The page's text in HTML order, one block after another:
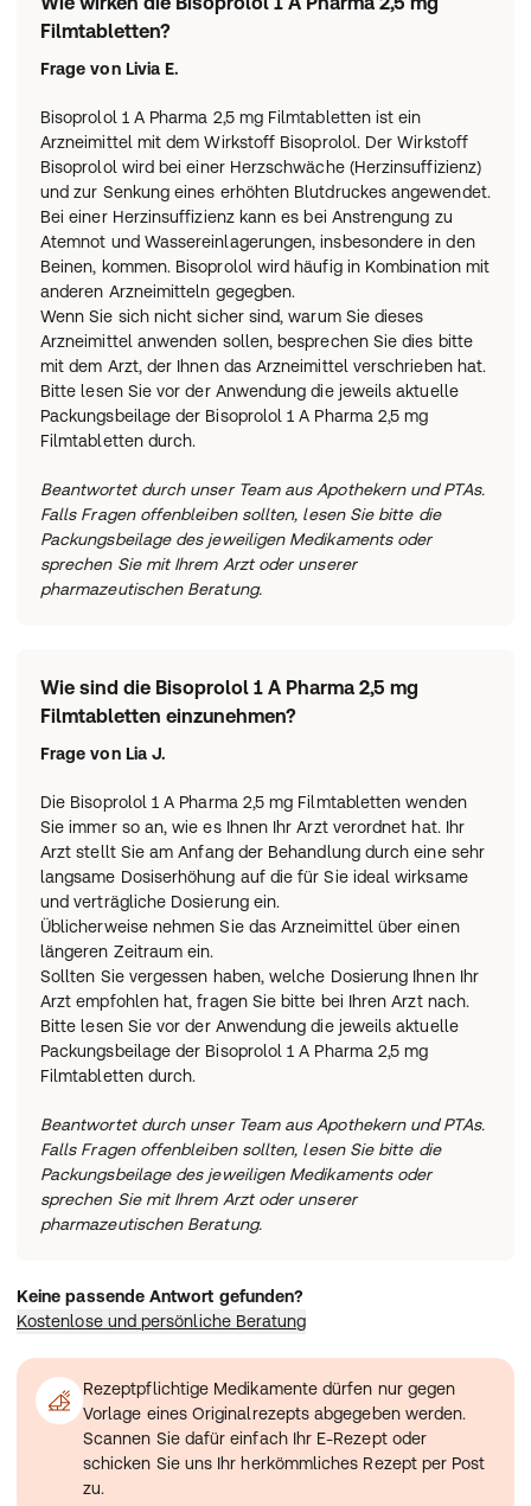
Disopyramid, Lidocain, Phenytoin; Flecainid, Propafenon)
Bestimmte Medikamente gegen Bluthochdruck, Angina
pectoris oder unregelmäßigem Herzschlag
(Kalziumantagonisten, z.B. Verapamil und Diltiazem)
Bestimmte Medikamente gegen Bluthochdruck, z.B.
Clonidin, Methyldopa, Moxonodin, Rilmenidin.
Beenden Sie jedoch die Einnahme dieser Arzneimittel
nicht ohne vorherige Rücksprache mit Ihrem Arzt.
Bitte fragen Sie bei Ihrem Arzt nach, bevor Sie die
folgenden Arzneimittel zusammen mit dem Präparat
einnehmen; Ihr Arzt wird vielleicht Ihren Zustand öfters
überprüfen wollen:
Bestimmte Medikamente gegen Bluthochdruck oder
Angina pectoris (Kalziumantagonisten vom
Dihydropyridin-Typ, z.B. Felodipin und Amlodipin)
Bestimmte Medikamente zur Behandlung von
unregelmäßigem oder abnormalem Herzschlag
(Antiarrhythmika der Klasse III, z.B. Amiodaron)
Augentropfen zur Behandlung eines Glaukoms)
Bestimmte Medikamente z.B. zur Behandlung der
Alzheimer Krankheit oder zur Glaukombehandlung
(Parasympathomimetika, z.B. Tacrin oder Carbachol)
oder zur Behandlung akuter Herzprobleme
Digitalis zur Behandlung einer Herzinsuffizienz
Nichtsteroidale Antirheumatika (NSAR) zur Behandlung
Ibuprofen oder Diclofenac)
unerwünschte Blutdrucksenkung bewirken können, wie
zum Beispiel Antihypertensiva, bestimmte Medikamente
gegen Depressionen (trizyklische Antidepressiva wie z.B.
Imipramin oder Amitriptylin), bestimmte Medikamente zur
Behandlung von Epilepsie bzw. Narkosemittel
(Barbiturate wie z.B. Phenobarbital) oder bestimmte
Medikamente zur Behandlung mentaler Erkrankungen,
gekennzeichnet durch einen Verlust an Realitätsnähe
(Phenothiazine wie z.B. Levomepromazin)
Mefloquin zur Vorbeugung oder Behandlung von Malaria
Medikamente gegen Depressionen, so genannte
Monoaminoxidasehemmer, wie z.B. Moclobemid
Filmtabletten?
Frage von Livia E.
Bisoprolol 1 A Pharma 2,5 mg Filmtabletten ist ein
Arzneimittel mit dem Wirkstoff Bisoprolol. Der Wirkstoff
Bisoprolol wird bei einer Herzschwäche (Herzinsuffizienz)
und zur Senkung eines erhöhten Blutdruckes angewendet.
Bei einer Herzinsuffizienz kann es bei Anstrengung zu
Atemnot und Wassereinlagerungen, insbesondere in den
Beinen, kommen. Bisoprolol wird häufig in Kombination mit
anderen Arzneimitteln gegegben.
Wenn Sie sich nicht sicher sind, warum Sie dieses
Arzneimittel anwenden sollen, besprechen Sie dies bitte
mit dem Arzt, der Ihnen das Arzneimittel verschrieben hat.
Bitte lesen Sie vor der Anwendung die jeweils aktuelle
Packungsbeilage der Bisoprolol 1 A Pharma 2,5 mg
Filmtabletten durch.
Beantwortet durch unser Team aus Apothekern und PTAs.
Falls Fragen offenbleiben sollten, lesen Sie bitte die
Packungsbeilage des jeweiligen Medikaments oder
sprechen Sie mit Ihrem Arzt oder unserer
pharmazeutischen Beratung.
Wie sind die Bisoprolol 1 A Pharma 2,5 mg
Filmtabletten einzunehmen?
Frage von Lia J.
Die Bisoprolol 1 A Pharma 2,5 mg Filmtabletten wenden
Sie immer so an, wie es Ihnen Ihr Arzt verordnet hat. Ihr
Arzt stellt Sie am Anfang der Behandlung durch eine sehr
langsame Dosiserhöhung auf die für Sie ideal wirksame
und verträgliche Dosierung ein.
Üblicherweise nehmen Sie das Arzneimittel über einen
längeren Zeitraum ein.
Sollten Sie vergessen haben, welche Dosierung Ihnen Ihr
Arzt empfohlen hat, fragen Sie bitte bei Ihren Arzt nach.
Bitte lesen Sie vor der Anwendung die jeweils aktuelle
Packungsbeilage der Bisoprolol 1 A Pharma 2,5 mg
Filmtabletten durch.
Beantwortet durch unser Team aus Apothekern und PTAs.
Falls Fragen offenbleiben sollten, lesen Sie bitte die
Packungsbeilage des jeweiligen Medikaments oder
sprechen Sie mit Ihrem Arzt oder unserer
pharmazeutischen Beratung.
Keine passende Antwort gefunden?
Kostenlose und persönliche Beratung
Rezeptpflichtige Medikamente dürfen nur gegen
Vorlage eines Originalrezepts abgegeben werden.
Scannen Sie dafür einfach Ihr E-Rezept oder
schicken Sie uns Ihr herkömmliches Rezept per Post
zu.